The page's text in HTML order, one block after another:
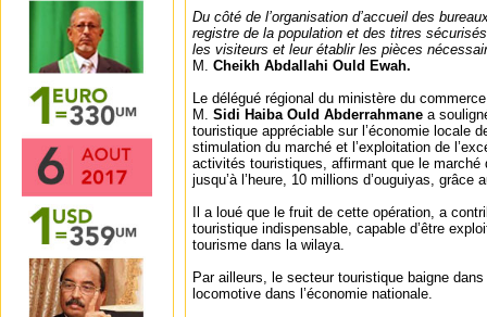
Du côté de l’organisation d’accueil des
registre de la population et des titres
les visiteurs et leur établir les pièces
M. Cheikh Abdallahi Ould Ewah.
Le délégué régional du ministère du
M. Sidi Haiba Ould Abderrahmane a
touristique appréciable sur l’économie locale
stimulation du marché et l’exploitation de
activités touristiques, affirmant que le marché
jusqu’à l’heure, 10 millions d’ouguiyas, grâce
Il a loué que le fruit de cette opération, a
touristique indispensable, capable d’être
tourisme dans la wilaya.
Par ailleurs, le secteur touristique baigne
locomotive dans l’économie nationale.